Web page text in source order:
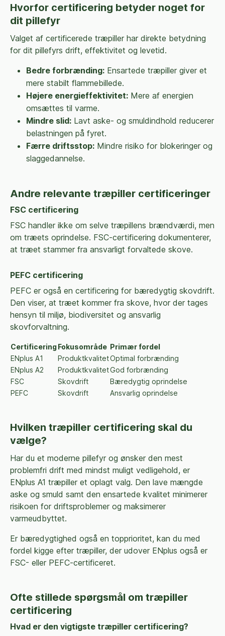
Hvorfor certificering betyder noget for
dit pillefyr
Valget af certificerede træpiller har direkte betydning
for dit pillefyrs drift, effektivitet og levetid.
Bedre forbrænding: Ensartede træpiller giver et
mere stabilt flammebillede.
Højere energieffektivitet: Mere af energien
omsættes til varme.
Mindre slid: Lavt aske- og smuldindhold reducerer
belastningen på fyret.
Færre driftsstop: Mindre risiko for blokeringer og
slaggedannelse.
Andre relevante træpiller certificeringer
FSC certificering
FSC handler ikke om selve træpillens brændværdi, men
om træets oprindelse. FSC-certificering dokumenterer,
at træet stammer fra ansvarligt forvaltede skove.
PEFC certificering
PEFC er også en certificering for bæredygtig skovdrift.
Den viser, at træet kommer fra skove, hvor der tages
hensyn til miljø, biodiversitet og ansvarlig
skovforvaltning.
CertificeringFokusområde Primær fordel
ENplus A1
ProduktkvalitetOptimal forbrænding
ENplus A2
ProduktkvalitetGod forbrænding
FSC
Skovdrift
Bæredygtig oprindelse
PEFC
Skovdrift Ansvarlig oprindelse
Hvilken træpiller certificering skal du
vælge?
Har du et moderne pillefyr og ønsker den mest
problemfri drift med mindst muligt vedligehold, er
ENplus A1 træpiller et oplagt valg. Den lave mængde
aske og smuld samt den ensartede kvalitet minimerer
risikoen for driftsproblemer og maksimerer
varmeudbyttet.
Er bæredygtighed også en topprioritet, kan du med
fordel kigge efter træpiller, der udover ENplus også er
FSC- eller PEFC-certificeret.
Ofte stillede spørgsmål om træpiller
certificering
Hvad er den vigtigste træpiller certificering?